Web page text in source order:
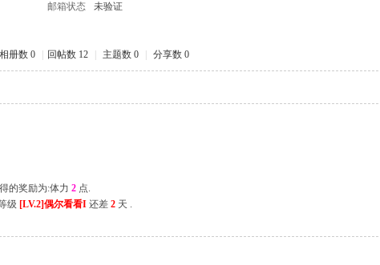
邮箱状态
未验证
相册数 0 回帖数 12 主题数 0 分享数 0
的奖励为:体力 2 点.
级 [LV.2]偶尔看看I 还差 2 天 .